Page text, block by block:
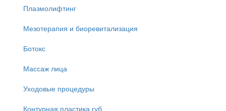
Плазмолифтинг
Мезотерапия и биоревитализация
Ботокс
Массаж лица
Уходовые процедуры
Контурная пластика губ